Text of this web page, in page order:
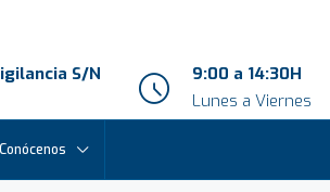
S/N
9:00 a 14:30H
Lunes a Viernes
Conócenos